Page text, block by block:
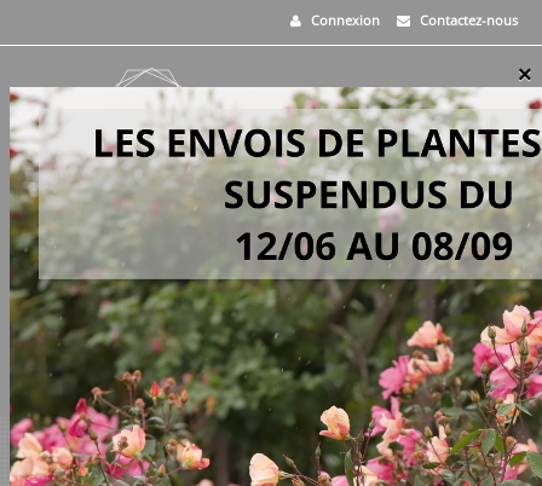
Contactez-nous
Connexion
MENU
PANIER
0
×
> Vivaces > Centaurea simplicicaulis